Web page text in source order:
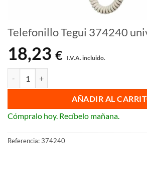
Telefonillo Tegui 374240
18,23 € I.V.A. incluido.
AÑADIR AL
Cómpralo hoy. Recíbelo mañana.
Referencia:374240